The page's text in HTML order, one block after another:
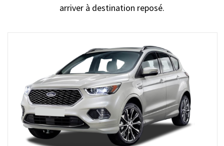
arriver à destination reposé.